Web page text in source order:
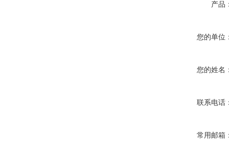
产品
您的单位
您的姓名
联系电话
常用邮箱